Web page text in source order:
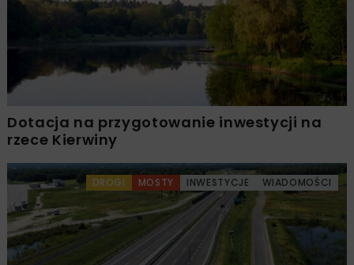
Dotacja na przygotowanie inwestycji na
rzece Kierwiny
DROGI MOSTY INWESTYCJE WIADOMOŚCI